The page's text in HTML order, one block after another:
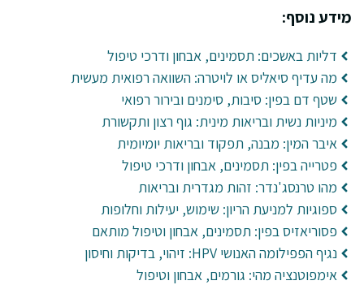
מידע נוסף:
דליות באשכים: תסמינים, אבחון ודרכי טיפול
מה עדיף סיאליס או לויטרה: השוואה רפואית מעשית
שטף דם בפין: סיבות, סימנים ובירור רפואי
מיניות נשית ובריאות מינית: גוף רצון ותקשורת
איבר המין: מבנה, תפקוד ובריאות יומיומית
פטרייה בפין: תסמינים, אבחון ודרכי טיפול
מהו טרנסג'נדר: זהות מגדרית ובריאות
ספוגיות למניעת הריון: שימוש, יעילות וחלופות
פסוריאזיס בפין: תסמינים, אבחון וטיפול מותאם
נגיף הפפילומה האנושי HPV: זיהוי, בדיקות וחיסון
אימפוטנציה מהי: גורמים, אבחון וטיפול